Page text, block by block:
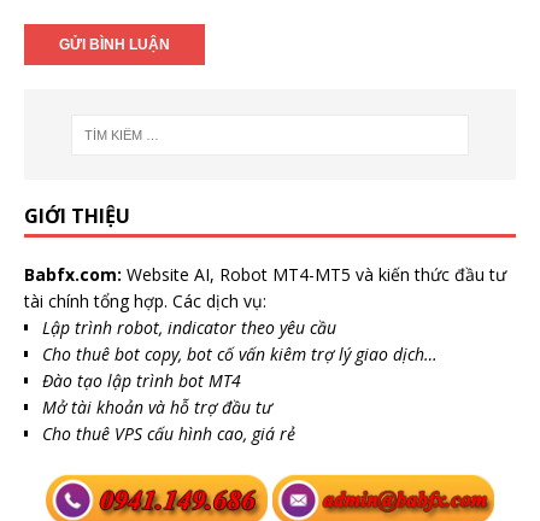
GIỚI THIỆU
Babfx.com: Website AI, Robot MT4-MT5 và kiến thức đầu tư
tài chính tổng hợp. Các dịch vụ:
Lập trình robot, indicator theo yêu cầu
Cho thuê bot copy, bot cố vấn kiêm trợ lý giao dịch…
Đào tạo lập trình bot MT4
Mở tài khoản và hỗ trợ đầu tư
Cho thuê VPS cấu hình cao, giá rẻ